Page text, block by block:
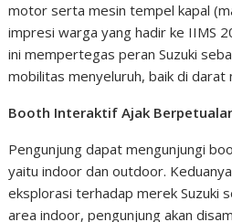
motor serta mesin tempel kapal
impresi warga yang hadir ke IIMS
ini mempertegas peran Suzuki
mobilitas menyeluruh, baik di darat
Booth Interaktif Ajak
Pengunjung dapat mengunjungi
yaitu indoor dan outdoor.
eksplorasi terhadap merek Suzuki
area indoor, pengunjung akan